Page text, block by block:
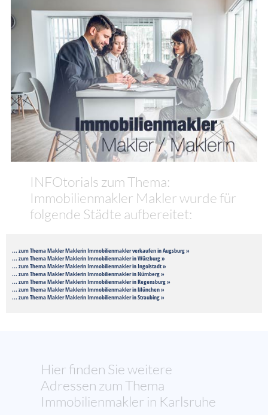
INFOtorials zum Thema:
Immobilienmakler Makler wurde für
folgende Städte aufbereitet:
... zum Thema Makler Maklerin Immobilienmakler verkaufen in Augsburg »
... zum Thema Makler Maklerin Immobilienmakler in Würzburg »
... zum Thema Makler Maklerin Immobilienmakler in Ingolstadt »
... zum Thema Makler Maklerin Immobilienmakler in Nürnberg »
... zum Thema Makler Maklerin Immobilienmakler in Regensburg »
... zum Thema Makler Maklerin Immobilienmakler in München »
... zum Thema Makler Maklerin Immobilienmakler in Straubing »
Hier finden Sie weitere
Adressen zum Thema
Immobilienmakler in Karlsruhe